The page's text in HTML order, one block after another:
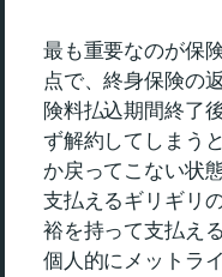
最も重要なのが保
点で、終身保険の
険料払込期間終了
ず解約してしまう
か戻ってこない状
支払えるギリギリ
裕を持って支払え
個人的にメットラ